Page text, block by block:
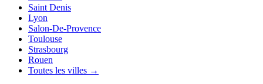
Saint Denis
Lyon
Salon-De-Provence
Toulouse
Strasbourg
Rouen
Toutes les villes →